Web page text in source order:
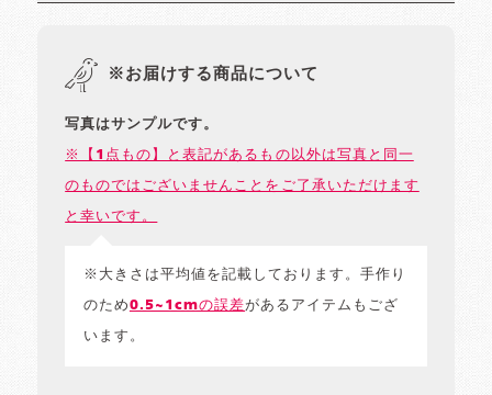
※お届けする商品について
写真はサンプルです。
※【1点もの】と表記があるもの以外は写真と同一
のものではございませんことをご了承いただけます
と幸いです。
※大きさは平均値を記載しております。手作り
のため0.5~1cmの誤差があるアイテムもござ
います。